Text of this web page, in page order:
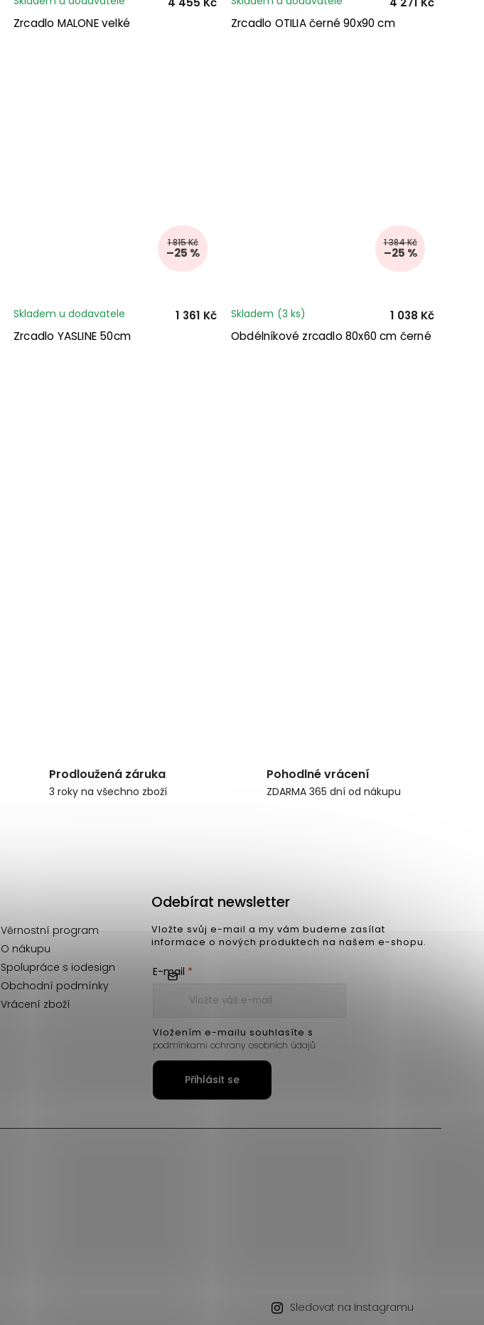
Zrcadlo MALONE velké Zrcadlo OTILIA černé 90x90 cm
1 815 Kč
–25 %
Zrcadlo YASLINE 50cm
Skladem u dodavatele 1 361 Kč
1 384 Kč
–25 %
Obdélníkové zrcadlo 80x60 cm černé
Skladem (3 ks) 1 038 Kč
Prodloužená záruka
3 roky na všechno zboží
Pohodlné vrácení
ZDARMA 365 dní od nákupu
Věrnostní program
O nákupu
Spolupráce s iodesign
Obchodní podmínky
Vrácení zboží
Sledovat na Instagramu
Odebírat newsletter
Vložte svůj e-mail a my vám budeme zasílat
informace o nových produktech na našem e-shopu.
E-mail
Vložením e-mailu souhlasíte s
podmínkami ochrany osobních údajů
Přihlásit se